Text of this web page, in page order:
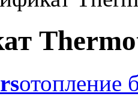
отопление